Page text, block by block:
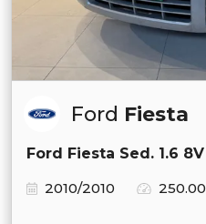
Ford Fiesta
Ford Fiesta Sed. 1.6
2010/2010